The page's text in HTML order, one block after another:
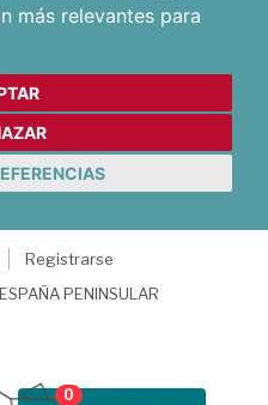
más relevantes para
Registrarse
ESPAÑA PENINSULAR
0